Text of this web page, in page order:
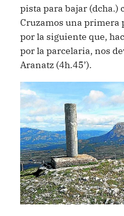
pista para bajar (dcha.)
Cruzamos una primera
por la siguiente que,
por la parcelaria, nos
Aranatz (4h.45’).